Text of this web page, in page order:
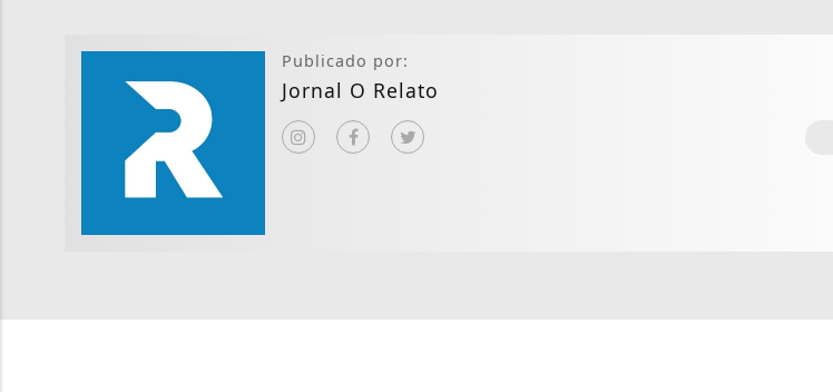
Publicado por:
Jornal O Relato